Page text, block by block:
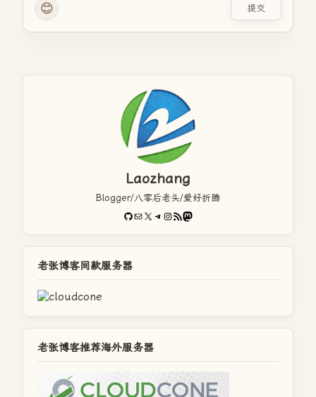
😊 提交
Laozhang
Blogger/八零后老头/爱好折腾
GitHub
电子邮件X Telegram
Instagram
RSS FeedMastodon
老张博客同款服务器
老张博客推荐海外服务器